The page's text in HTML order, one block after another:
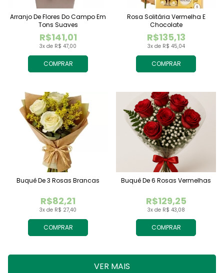
COMPRAR
3x de R$ 47,00
R$141,01
Arranjo De Flores Do Campo Em
Tons Suaves
COMPRAR
3x de R$ 45,04
R$135,13
Rosa Solitária Vermelha E
Chocolate
COMPRAR
3x de R$ 27,40
R$82,21
Buquê De 3 Rosas Brancas
COMPRAR
3x de R$ 43,08
R$129,25
Buquê De 6 Rosas Vermelhas
VER MAIS